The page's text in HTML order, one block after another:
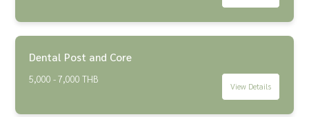
Dental Post and Core
5,000 - 7,000 THB
View Details